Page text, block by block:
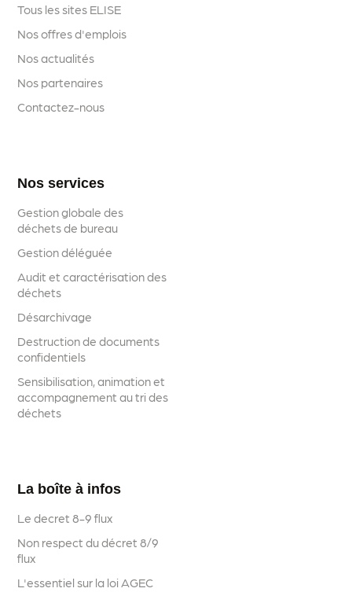
Tous les sites ELISE
Nos offres d'emplois
Nos actualités
Nos partenaires
Contactez-nous
Nos services
Gestion globale des
déchets de bureau
Gestion déléguée
Audit et caractérisation des
déchets
Désarchivage
Destruction de documents
confidentiels
Sensibilisation, animation et
accompagnement au tri des
déchets
La boîte à infos
Le decret 8-9 flux
Non respect du décret 8/9
flux
L'essentiel sur la loi AGEC